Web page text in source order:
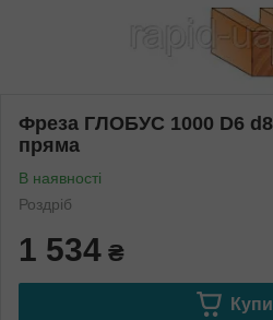
Фреза ГЛОБУС 1000 D6
пряма
В наявності
Роздріб
1 534 ₴